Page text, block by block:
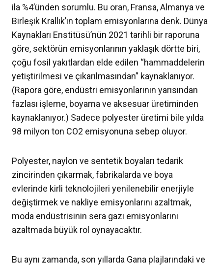
ila %4’ünden sorumlu. Bu oran, Fransa, Almanya ve
Birleşik Krallık’ın toplam emisyonlarına denk. Dünya
Kaynakları Enstitüsü’nün 2021 tarihli bir raporuna
göre, sektörün emisyonlarının yaklaşık dörtte biri,
çoğu fosil yakıtlardan elde edilen “hammaddelerin
yetiştirilmesi ve çıkarılmasından” kaynaklanıyor.
(Rapora göre, endüstri emisyonlarının yarısından
fazlası işleme, boyama ve aksesuar üretiminden
kaynaklanıyor.) Sadece polyester üretimi bile yılda
98 milyon ton CO2 emisyonuna sebep oluyor.
Polyester, naylon ve sentetik boyaları tedarik
zincirinden çıkarmak, fabrikalarda ve boya
evlerinde kirli teknolojileri yenilenebilir enerjiyle
değiştirmek ve nakliye emisyonlarını azaltmak,
moda endüstrisinin sera gazı emisyonlarını
azaltmada büyük rol oynayacaktır.
Bu aynı zamanda, son yıllarda Gana plajlarındaki ve